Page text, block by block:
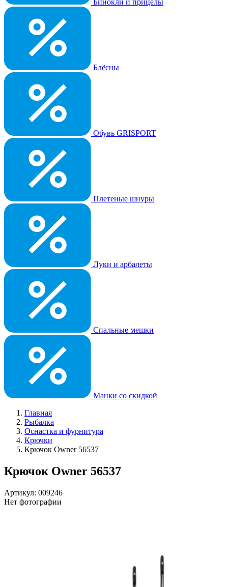
Бинокли и прицелы
Блёсны
Обувь GRISPORT
Плетеные шнуры
Луки и арбалеты
Спальные мешки
Манки со скидкой
Главная
Рыбалка
Оснастка и фурнитура
Крючки
Крючок Owner 56537
Крючок Owner 56537
Артикул: 009246
Нет фотографии